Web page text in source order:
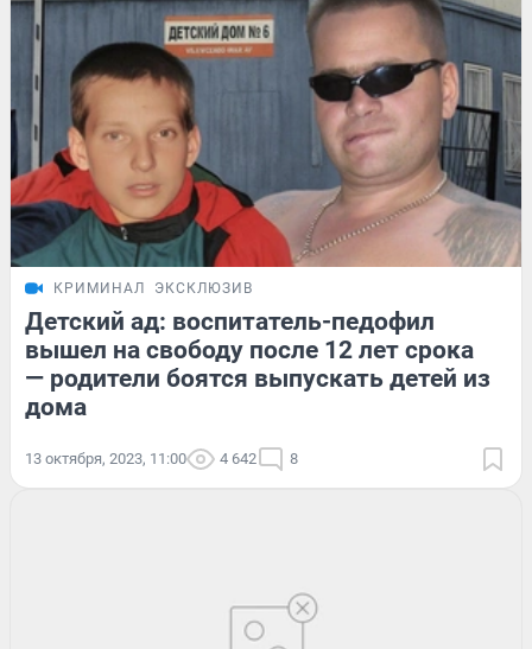
КРИМИНАЛ ЭКСКЛЮЗИВ
Детский ад: воспитатель-педофил
вышел на свободу после 12 лет срока
— родители боятся выпускать детей из
дома
13 октября, 2023, 11:00 4 642 8